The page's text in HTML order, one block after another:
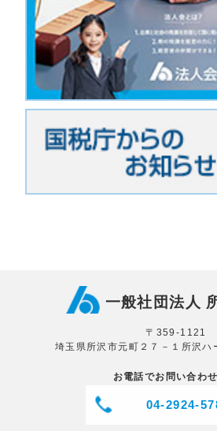
一般社団法人
〒359-1121
埼玉県所沢市元町２７－１所沢ハ
お電話でお問い合わ
04-2924-